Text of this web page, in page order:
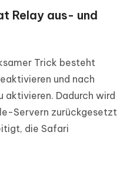
Relay aus- und
Trick besteht
und nach
aktivieren. Dadurch wird
Servern zurückgesetzt
die Safari